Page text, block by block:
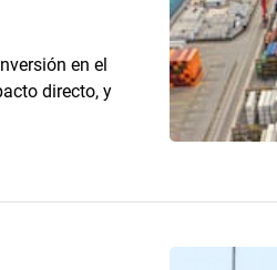
en el
directo, y